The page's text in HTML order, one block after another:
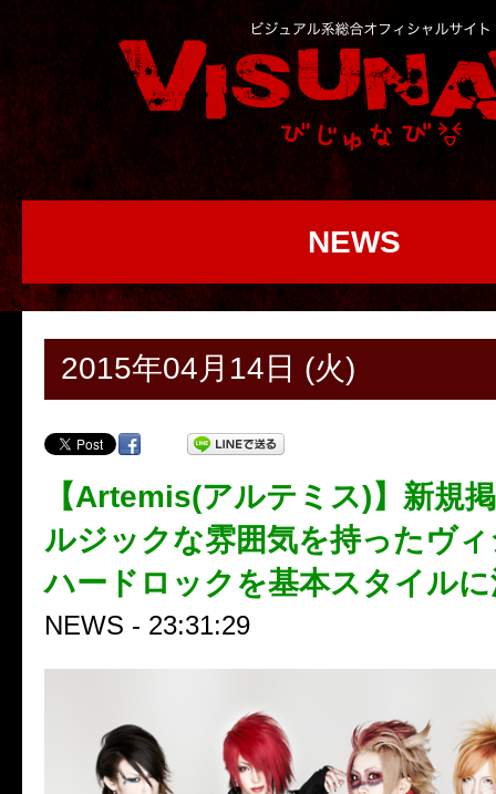
NEWS
2015年04月14日 (火)
【Artemis(アルテミス)】新規
ルジックな雰囲気を持ったヴ
ハードロックを基本スタイル
NEWS - 23:31:29